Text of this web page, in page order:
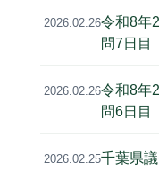
2026.02.26令和8年
問7日目
2026.02.26令和8年
問6日目
2026.02.25千葉県